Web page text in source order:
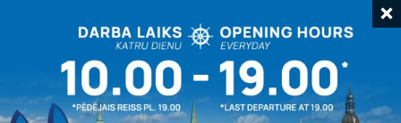
Maria
Bootsverleih: 130 EUR (1h)